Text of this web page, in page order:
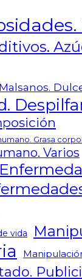
Grasa
Varios
vida